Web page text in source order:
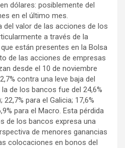
dólares: posiblemente del
en el último mes.
del valor de las acciones de los
a través de la
están presentes en la Bolsa
de las acciones de empresas
desde el 10 de noviembre
contra una leve baja del
la de los bancos fue del 24,6%
para el Galicia; 17,6%
para el Macro. Esta pérdida
de los bancos expresa una
de menores ganancias
colocaciones en bonos del